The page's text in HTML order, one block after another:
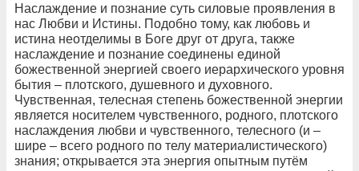
Наслаждение и познание суть силовые проявления в
нас Любви и Истины. Подобно тому, как любовь и
истина неотделимы в Боге друг от друга, также
наслаждение и познание соединены единой
божественной энергией своего иерархического уровня
бытия – плотского, душевного и духовного.
Чувственная, телесная степень божественной энергии
является носителем чувственного, родного, плотского
наслаждения любви и чувственного, телесного (и –
шире – всего родного по телу материалистического)
знания; открывается эта энергия опытным путём